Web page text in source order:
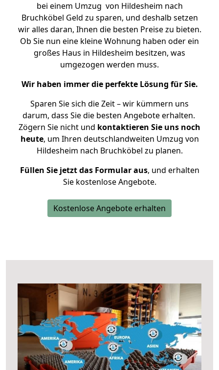
bei einem Umzug von Hildesheim nach
Bruchköbel Geld zu sparen, und deshalb setzen
wir alles daran, Ihnen die besten Preise zu bieten.
Ob Sie nun eine kleine Wohnung haben oder ein
großes Haus in Hildesheim besitzen, was
umgezogen werden muss.
Wir haben immer die perfekte Lösung für Sie.
Sparen Sie sich die Zeit – wir kümmern uns
darum, dass Sie die besten Angebote erhalten.
Zögern Sie nicht und kontaktieren Sie uns noch
heute, um Ihren deutschlandweiten Umzug von
Hildesheim nach Bruchköbel zu planen.
Füllen Sie jetzt das Formular aus, und erhalten
Sie kostenlose Angebote.
Kostenlose Angebote erhalten